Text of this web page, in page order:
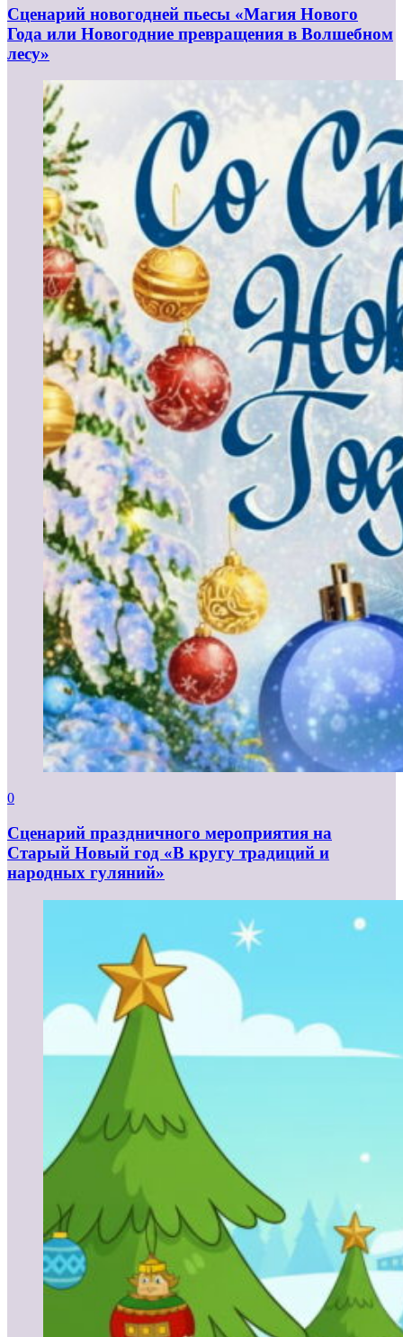
Сценарий новогодней пьесы «Магия Нового
Года или Новогодние превращения в Волшебном
лесу»
0
Сценарий праздничного мероприятия на
Старый Новый год «В кругу традиций и
народных гуляний»